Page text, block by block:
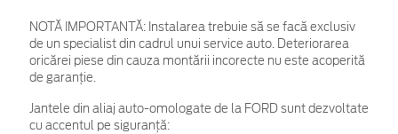
NOTĂ IMPORTANTĂ: Instalarea trebuie să se facă exclusiv
de un specialist din cadrul unui service auto. Deteriorarea
oricărei piese din cauza montării incorecte nu este acoperită
de garanţie.
Jantele din aliaj auto-omologate de la FORD sunt dezvoltate
cu accentul pe siguranță: